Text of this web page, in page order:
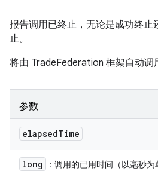
报告调用已终止，无论是成功终止
止。
将由 TradeFederation 框架自动调
参数
elapsedTime
long ：调用的已用时间（以毫秒为